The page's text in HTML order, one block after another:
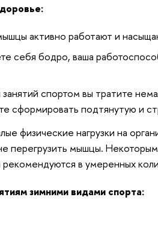
активно работают и
себя бодро, ваша
спортом вы тратите
подтянутую и
физические нагрузки на
мышцы.
в умеренных
зимними видами спорта: